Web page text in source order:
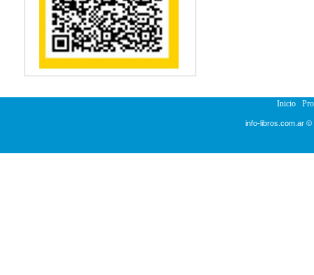
Reumatología
Salud Pública
Semiología
Terapia Ocupacional
Urología
Inicio
info-libros.com.ar